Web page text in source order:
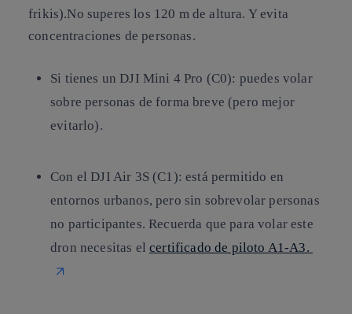
frikis).No superes los 120 m de altura. Y evita
concentraciones de personas.
Si tienes un DJI Mini 4 Pro (C0): puedes volar
sobre personas de forma breve (pero mejor
evitarlo).
Con el DJI Air 3S (C1): está permitido en
entornos urbanos, pero sin sobrevolar personas
no participantes.Recuerda que para volar este
dron necesitas elcertificado de piloto A1-A3.